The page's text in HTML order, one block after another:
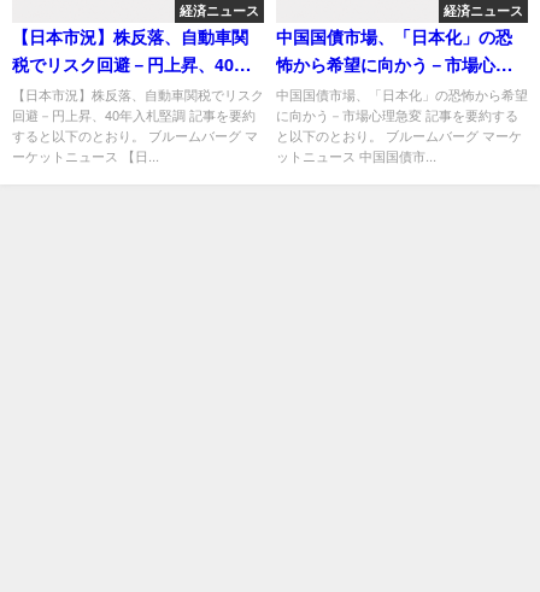
経済ニュース
【日本市況】株反落、自動車関
税でリスク回避－円上昇、40年
入札堅調
【日本市況】株反落、自動車関税でリスク
回避－円上昇、40年入札堅調 記事を要約
すると以下のとおり。 ブルームバーグ マ
ーケットニュース 【日...
経済ニュース
中国国債市場、「日本化」の恐
怖から希望に向かう－市場心理
急変
中国国債市場、「日本化」の恐怖から希望
に向かう－市場心理急変 記事を要約する
と以下のとおり。 ブルームバーグ マーケ
ットニュース 中国国債市...